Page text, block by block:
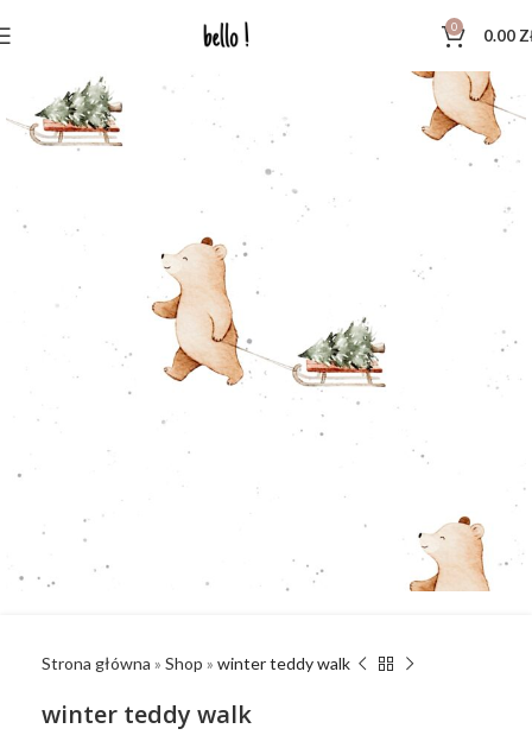
0 0.00
Strona główna » Shop » winter teddy walk
winter teddy walk